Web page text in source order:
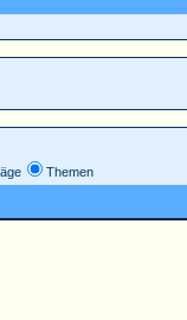
Themen